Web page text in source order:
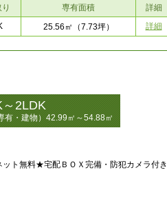
専有面積
詳細
25.56㎡ （7.73坪） 詳細
～2LDK
有・建物）42.99㎡～54.88㎡
ト無料★宅配ＢＯＸ完備・防犯カメラ付き